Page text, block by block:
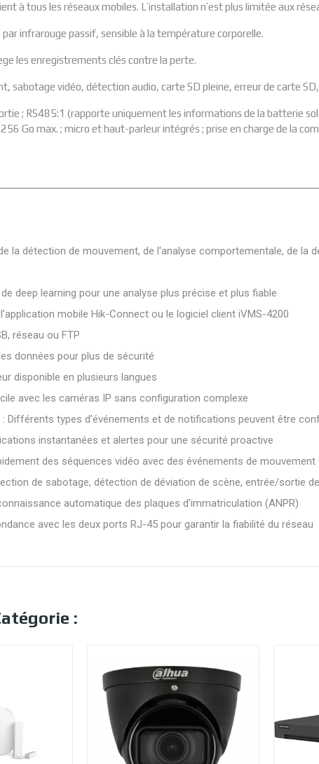
à tous les réseaux mobiles. L’installation n’est plus limitée aux
infrarouge passif, sensible à la température corporelle.
les enregistrements clés contre la perte.
sabotage vidéo, détection audio, carte SD pleine, erreur de carte
; RS485:1 (rapporte uniquement les informations de la batterie
Go max. ; micro et haut-parleur intégrés ; prise en charge de la
la détection de mouvement, de l'analyse comportementale, de
deep learning pour une analyse plus précise et plus fiable
mobile Hik-Connect ou le logiciel client iVMS-4200
réseau ou FTP
données pour plus de sécurité
disponible en plusieurs langues
avec les caméras IP sans configuration complexe
: Différents types d’événements et de notifications peuvent être
instantanées et alertes pour une sécurité proactive
des séquences vidéo avec des événements de
de sabotage, détection de déviation de scène, entrée/sortie
automatique des plaques d'immatriculation (ANPR)
avec les deux ports RJ-45 pour garantir la fiabilité du réseau
: